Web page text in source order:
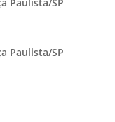
Paulista/SP